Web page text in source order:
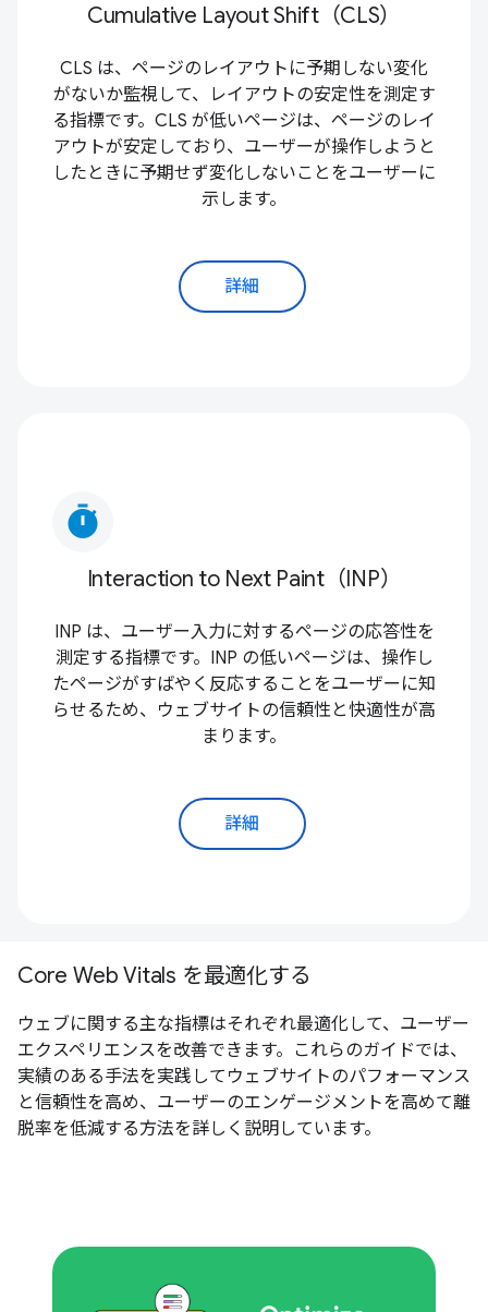
Cumulative Layout Shift（CLS）
CLS は、ページのレイアウトに予期しない変化
がないか監視して、レイアウトの安定性を測定す
る指標です。CLS が低いページは、ページのレイ
アウトが安定しており、ユーザーが操作しようと
したときに予期せず変化しないことをユーザーに
示します。
詳細
timer
Interaction to Next Paint（INP）
INP は、ユーザー入力に対するページの応答性を
測定する指標です。INP の低いページは、操作し
たページがすばやく反応することをユーザーに知
らせるため、ウェブサイトの信頼性と快適性が高
まります。
詳細
Core Web Vitals を最適化する
ウェブに関する主な指標はそれぞれ最適化して、ユーザー
エクスペリエンスを改善できます。これらのガイドでは、
実績のある手法を実践してウェブサイトのパフォーマンス
と信頼性を高め、ユーザーのエンゲージメントを高めて離
脱率を低減する方法を詳しく説明しています。